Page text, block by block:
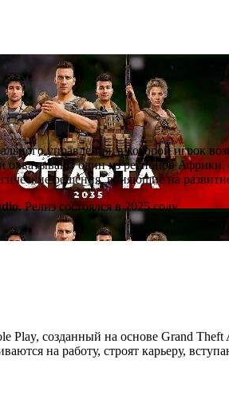
управления, в которой игрок
один из регионов Африки,
решения, влияющие на
. Релиз состоялся в 2025 году.
Play, созданный на основе Grand
на работу, строят карьеру,